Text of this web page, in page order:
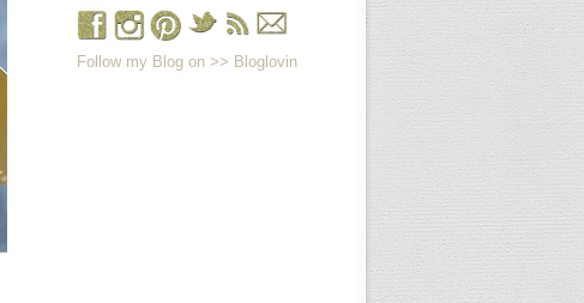
Follow my Blog on >> Bloglovin